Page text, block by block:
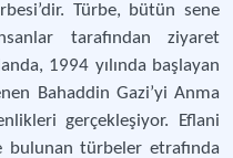
Türbe, bütün sene
tarafından ziyaret
1994 yılında başlayan
Bahaddin Gazi’yi Anma
gerçekleşiyor. Eflani
bulunan türbeler etrafında